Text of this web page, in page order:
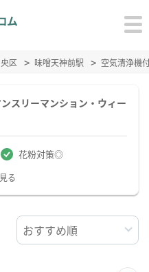
区 味噌天神前駅 空気清浄機
スリーマンション・ウィー
花粉対策◎
る